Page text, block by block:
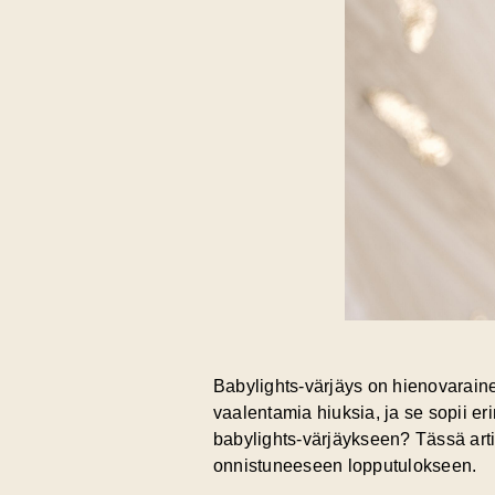
Babylights-värjäys on
vaalentamia hiuksia, ja se sopii
babylights-värjäykseen? Tässä
onnistuneeseen lopputulokseen.